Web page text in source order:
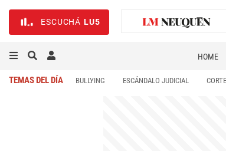
ESCUCHÁ LU5
HOME
TEMAS DEL DÍA BULLYING ESCÁNDALO JUDICIAL